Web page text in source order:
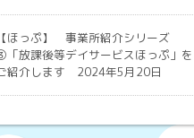
【ほっぷ】
事業所紹介シリーズ
放課後等デイサービスほっぷ」を
紹介します 2024年5月20日